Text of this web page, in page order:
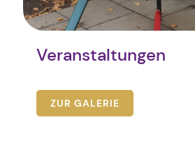
Veranstaltungen
ZUR GALERIE